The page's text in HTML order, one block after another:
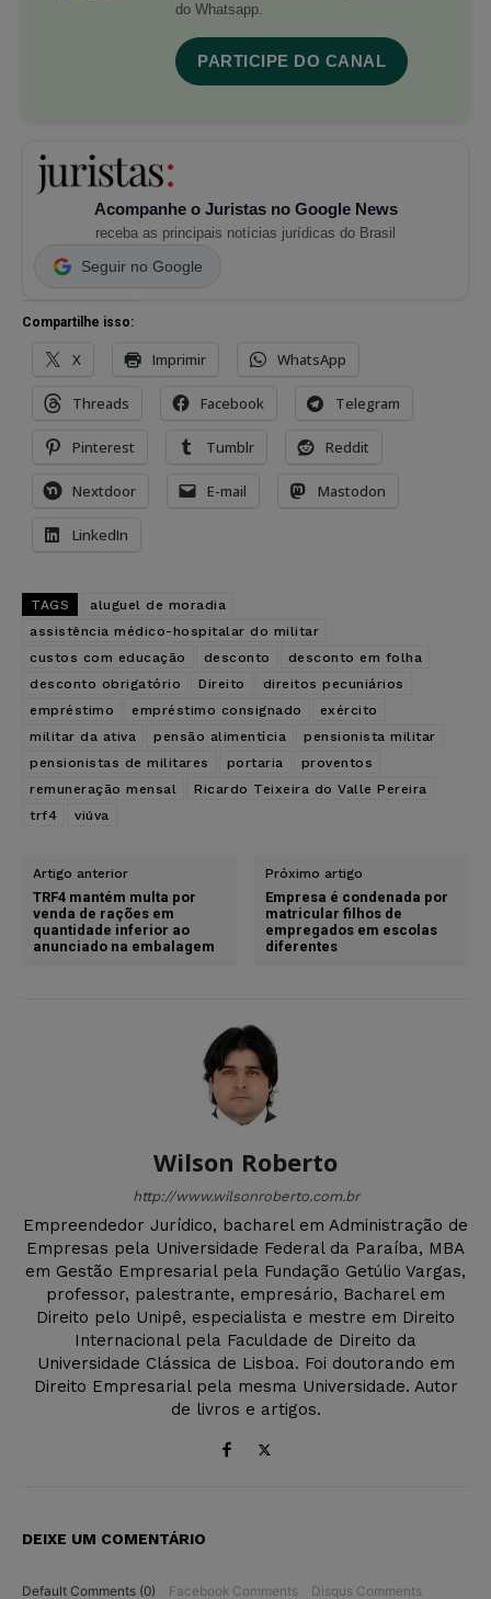
do Whatsapp.
PARTICIPE DO CANAL
Acompanhe o Juristas no Google News
receba as principais notícias jurídicas do Brasil
Seguir no Google
Compartilhe isso:
X Imprimir WhatsApp
Threads Facebook Telegram
Pinterest Tumblr Reddit
Nextdoor E-mail Mastodon
LinkedIn
TAGS
aluguel de moradia
assistência médico-hospitalar do militar
custos com educação
desconto
desconto em folha
desconto obrigatório
Direito
direitos pecuniários
empréstimo
empréstimo consignado
exército
militar da ativa
pensão alimentícia
pensionista militar
pensionistas de militares
portaria
proventos
remuneração mensal
Ricardo Teixeira do Valle Pereira
trf4
viúva
Artigo anterior
TRF4 mantém multa por
venda de rações em
quantidade inferior ao
anunciado na embalagem
Próximo artigo
Empresa é condenada por
matricular filhos de
empregados em escolas
diferentes
Wilson Roberto
http://www.wilsonroberto.com.br
Empreendedor Jurídico, bacharel em Administração de
Empresas pela Universidade Federal da Paraíba, MBA
em Gestão Empresarial pela Fundação Getúlio Vargas,
professor, palestrante, empresário, Bacharel em
Direito pelo Unipê, especialista e mestre em Direito
Internacional pela Faculdade de Direito da
Universidade Clássica de Lisboa. Foi doutorando em
Direito Empresarial pela mesma Universidade. Autor
de livros e artigos.
DEIXE UM COMENTÁRIO
Default Comments (0) Facebook Comments Disqus Comments